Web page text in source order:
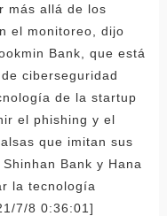
más allá de los
el monitoreo, dijo
Bank, que está
ciberseguridad
de la startup
el phishing y el
que imitan sus
Bank y Hana
la tecnología
7/8 0:36:01]